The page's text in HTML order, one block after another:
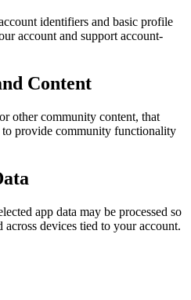
identifiers and basic profile
account and support account-
Content
other community content, that
to provide community functionality
app data may be processed so
across devices tied to your account.